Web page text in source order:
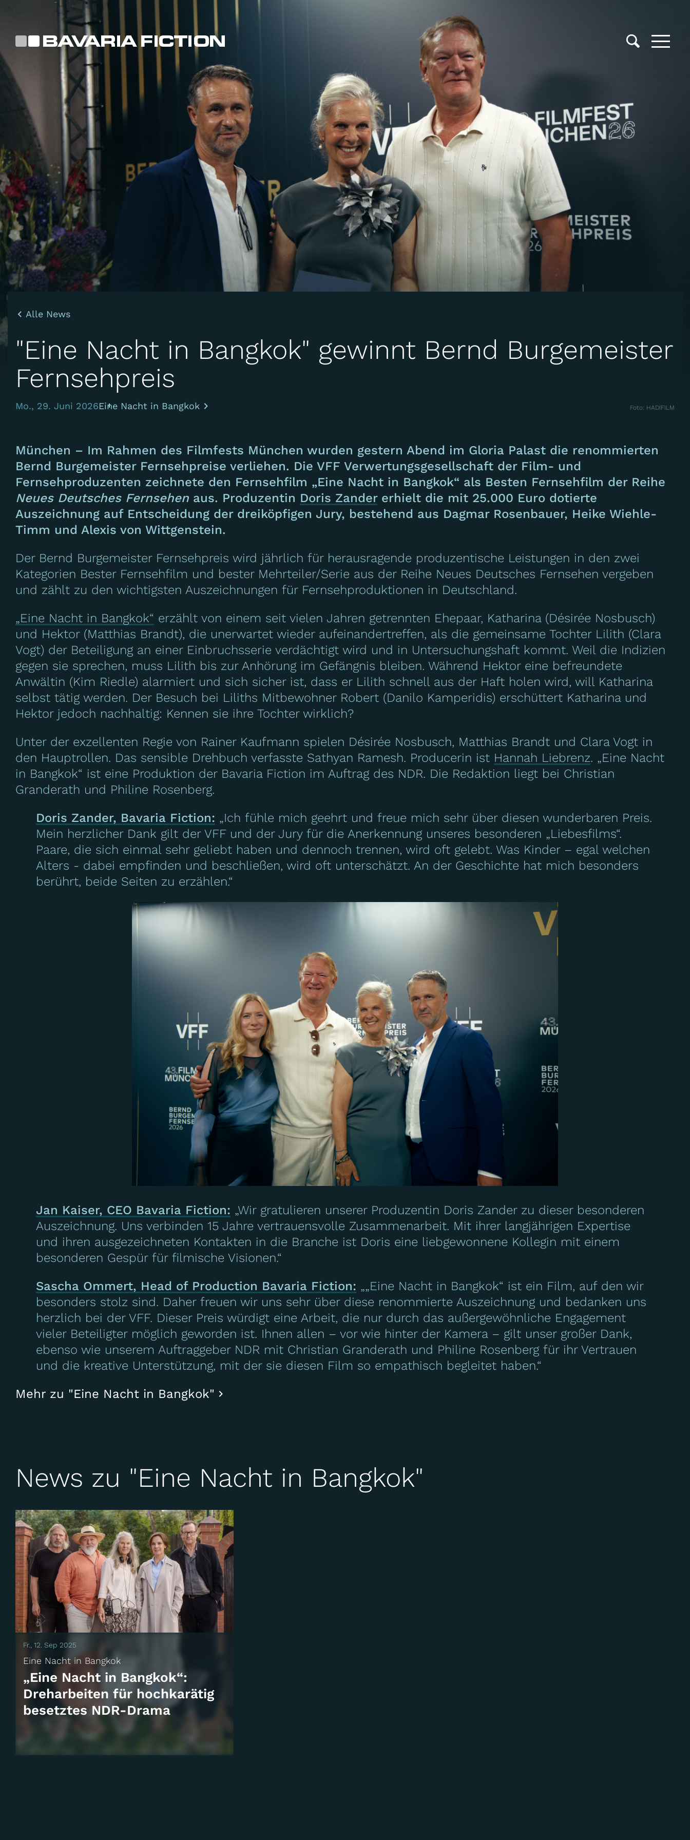
Inhalt
Alle News
"Eine Nacht in Bangkok" gewinnt Bernd Burgemeister
Fernsehpreis
Mo., 29. Juni 2026Eine Nacht in Bangkok Foto: HADIFILM
München – Im Rahmen des Filmfests München wurden gestern Abend im Gloria Palast die renommierten
Bernd Burgemeister Fernsehpreise verliehen. Die VFF Verwertungsgesellschaft der Film- und
Fernsehproduzenten zeichnete den Fernsehfilm „Eine Nacht in Bangkok“ als Besten Fernsehfilm der Reihe
Neues Deutsches Fernsehen aus. Produzentin Doris Zandererhielt die mit 25.000 Euro dotierte
Auszeichnung auf Entscheidung der dreiköpfigen Jury, bestehend aus Dagmar Rosenbauer, Heike Wiehle-
Timm und Alexis von Wittgenstein.
Der Bernd Burgemeister Fernsehpreis wird jährlich für herausragende produzentische Leistungen in den zwei
Kategorien Bester Fernsehfilm und bester Mehrteiler/Serie aus der Reihe Neues Deutsches Fernsehen vergeben
und zählt zu den wichtigsten Auszeichnungen für Fernsehproduktionen in Deutschland.
„Eine Nacht in Bangkok“ erzählt von einem seit vielen Jahren getrennten Ehepaar, Katharina (Désirée Nosbusch)
und Hektor (Matthias Brandt), die unerwartet wieder aufeinandertreffen, als die gemeinsame Tochter Lilith (Clara
Vogt) der Beteiligung an einer Einbruchsserie verdächtigt wird und in Untersuchungshaft kommt. Weil die Indizien
gegen sie sprechen, muss Lilith bis zur Anhörung im Gefängnis bleiben. Während Hektor eine befreundete
Anwältin (Kim Riedle) alarmiert und sich sicher ist, dass er Lilith schnell aus der Haft holen wird, will Katharina
selbst tätig werden. Der Besuch bei Liliths Mitbewohner Robert (Danilo Kamperidis) erschüttert Katharina und
Hektor jedoch nachhaltig: Kennen sie ihre Tochter wirklich?
Unter der exzellenten Regie von Rainer Kaufmann spielen Désirée Nosbusch, Matthias Brandt und Clara Vogt in
den Hauptrollen. Das sensible Drehbuch verfasste Sathyan Ramesh. Producerin ist Hannah Liebrenz. „Eine Nacht
in Bangkok“ ist eine Produktion der Bavaria Fiction im Auftrag des NDR. Die Redaktion liegt bei Christian
Granderath und Philine Rosenberg.
Doris Zander, Bavaria Fiction: „Ich fühle mich geehrt und freue mich sehr über diesen wunderbaren Preis.
Mein herzlicher Dank gilt der VFF und der Jury für die Anerkennung unseres besonderen „Liebesfilms“.
Paare, die sich einmal sehr geliebt haben und dennoch trennen, wird oft gelebt. Was Kinder – egal welchen
Alters - dabei empfinden und beschließen, wird oft unterschätzt. An der Geschichte hat mich besonders
berührt, beide Seiten zu erzählen.“
Image
Jan Kaiser, CEO Bavaria Fiction: „Wir gratulieren unserer Produzentin Doris Zander zu dieser besonderen
Auszeichnung. Uns verbinden 15 Jahre vertrauensvolle Zusammenarbeit. Mit ihrer langjährigen Expertise
und ihren ausgezeichneten Kontakten in die Branche ist Doris eine liebgewonnene Kollegin mit einem
besonderen Gespür für filmische Visionen.“
Sascha Ommert, Head of Production Bavaria Fiction: „„Eine Nacht in Bangkok“ ist ein Film, auf den wir
besonders stolz sind. Daher freuen wir uns sehr über diese renommierte Auszeichnung und bedanken uns
herzlich bei der VFF. Dieser Preis würdigt eine Arbeit, die nur durch das außergewöhnliche Engagement
vieler Beteiligter möglich geworden ist. Ihnen allen – vor wie hinter der Kamera – gilt unser großer Dank,
ebenso wie unserem Auftraggeber NDR mit Christian Granderath und Philine Rosenberg für ihr Vertrauen
und die kreative Unterstützung, mit der sie diesen Film so empathisch begleitet haben.“
Mehr zu "Eine Nacht in Bangkok"
News zu "Eine Nacht in Bangkok"
Fr., 12. Sep 2025
Eine Nacht in Bangkok
„Eine Nacht in Bangkok“:
Dreharbeiten für hochkarätig
besetztes NDR-Drama